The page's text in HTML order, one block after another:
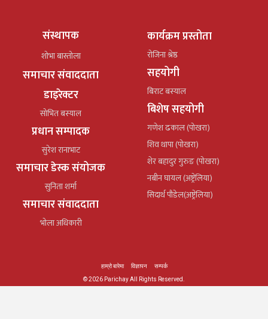
संस्थापक
शोभा बास्तोला
समाचार संवाददाता
डाइरेक्टर
सोभित बस्याल
प्रधान सम्पादक
सुरेश रानाभाट
समाचार डेस्क संयोजक
सुनिता शर्मा
समाचार संवाददाता
भोला अधिकारी
कार्यक्रम प्रस्तोता
रोजिना श्रेष्ठ
सहयोगी
बिराट बस्याल
बिशेष सहयोगी
गणेश ढकाल (पोखरा)
शिव थापा (पोखरा)
शेर बहादुर गुरुङ (पोखरा)
नबीन घायल (अष्ट्रेलिया)
सिदार्थ पौडेल(अष्ट्रेलिया)
हाम्रो बारेमा विज्ञापन
सम्पर्क
© 2026 Parichay All Rights Reserved.